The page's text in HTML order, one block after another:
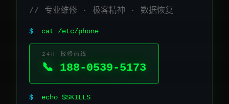
// 专业维修 · 极客精神 · 数据恢复
$ cat /etc/phone
24H 报修热线
📞 188-0539-5173
$ echo $SKILLS